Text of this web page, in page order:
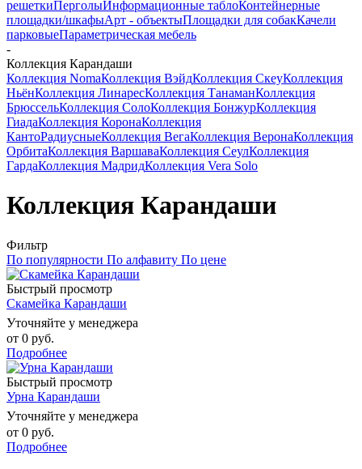
решеткиПерголыИнформационные таблоКонтейнерные
площадки/шкафыАрт - объектыПлощадки для собакКачели
парковыеПараметрическая мебель
-
Коллекция Карандаши
Коллекция NomaКоллекция ВэйдКоллекция СкеуКоллекция
НьёнКоллекция ЛинаресКоллекция ТанаманКоллекция
БрюссельКоллекция СолоКоллекция БонжурКоллекция
ГиадаКоллекция КоронаКоллекция
КантоРадиусныеКоллекция ВегаКоллекция ВеронаКоллекция
ОрбитаКоллекция ВаршаваКоллекция СеулКоллекция
ГардаКоллекция МадридКоллекция Vera Solo
Коллекция Карандаши
Фильтр
По популярности По алфавиту По цене
Быстрый просмотр
Скамейка Карандаши
Уточняйте у менеджера
от 0 руб.
Подробнее
Быстрый просмотр
Урна Карандаши
Уточняйте у менеджера
от 0 руб.
Подробнее